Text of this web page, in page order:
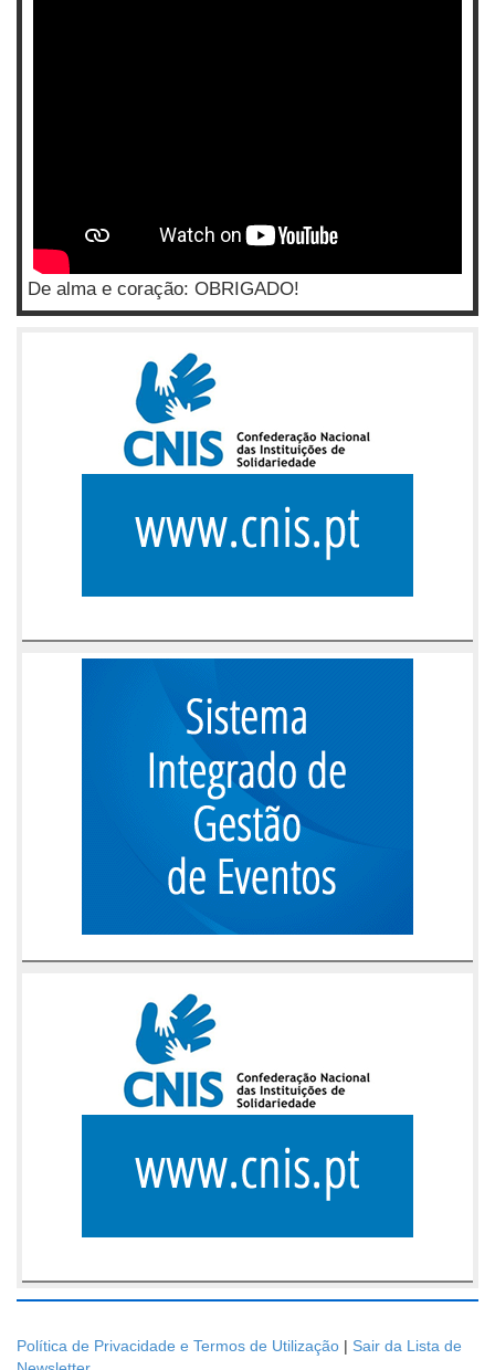
De alma e coração: OBRIGADO!
Política de Privacidade e Termos de Utilização | Sair da Lista de